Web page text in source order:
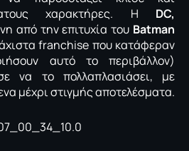
χαρακτήρες. Η DC,
από την επιτυχία του Batman
franchise που κατάφεραν
αυτό το περιβάλλον)
να το πολλαπλασιάσει, με
μέχρι στιγμής αποτελέσματα.